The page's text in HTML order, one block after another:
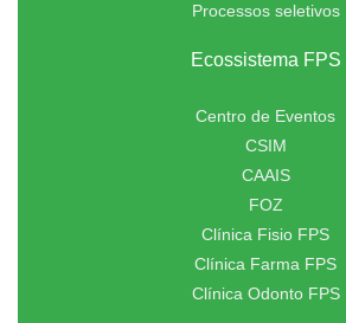
Processos seletivos
Ecossistema FPS
Centro de Eventos
CSIM
CAAIS
FOZ
Clínica Fisio FPS
Clínica Farma FPS
Clínica Odonto FPS